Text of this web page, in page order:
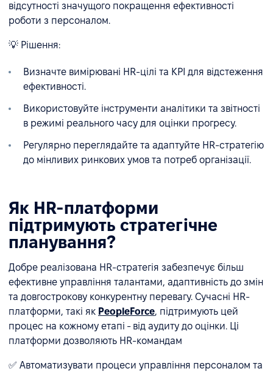
відсутності значущого покращення ефективності
роботи з персоналом.
💡 Рішення:
Визначте вимірювані HR-цілі та KPI для відстеження
ефективності.
Використовуйте інструменти аналітики та звітності
в режимі реального часу для оцінки прогресу.
Регулярно переглядайте та адаптуйте HR-стратегію
до мінливих ринкових умов та потреб організації.
Як HR-платформи
підтримують стратегічне
планування?
Добре реалізована HR-стратегія забезпечує більш
ефективне управління талантами, адаптивність до змін
та довгострокову конкурентну перевагу. Сучасні HR-
платформи, такі як PeopleForce, підтримують цей
процес на кожному етапі - від аудиту до оцінки. Ці
платформи дозволяють HR-командам
✅ Автоматизувати процеси управління персоналом та